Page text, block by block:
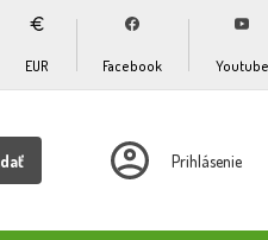
EUR Facebook Youtube
Prihlásenie